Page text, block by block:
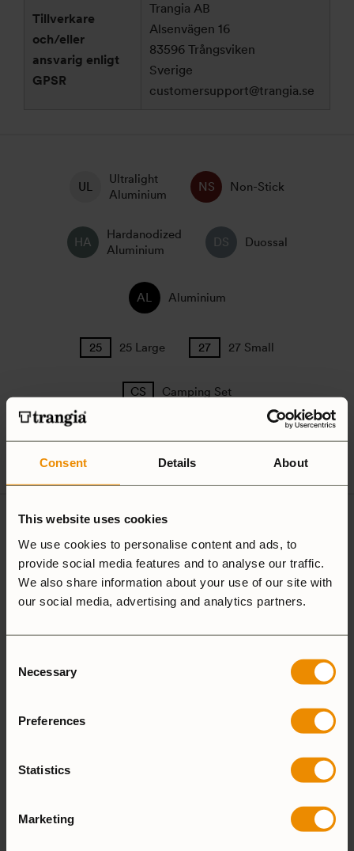
Consent Details About
This website uses cookies
We use cookies to personalise content and ads, to
provide social media features and to analyse our traffic.
We also share information about your use of our site with
our social media, advertising and analytics partners.
Selection
Necessary
Preferences
Statistics
Marketing
Tillverkare
och/eller
ansvarig enligt
GPSR
Trangia AB
Alsenvägen 16
83596 Trångsviken
Sverige
customersupport@trangia.se
Ultralight
Aluminium
Non-Stick
Hardanodized
Aluminium
Duossal
Aluminium
25 Large 27 Small
Camping Set
Spirit Burner Gas Burner
2 recensioner av
25-2 HA
5,0
100%
3 stjärnor
0%